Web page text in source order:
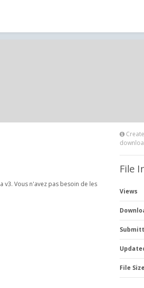
v3. Vous n'avez pas besoin de les
File
Views
File Size